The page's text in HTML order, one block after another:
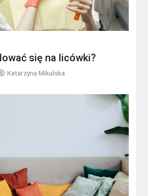
się na licówki?
Katarzyna Mikulska